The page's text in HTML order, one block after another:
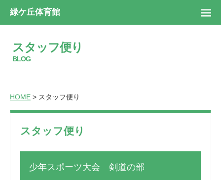
緑ケ丘体育館
スタッフ便り
BLOG
HOME > スタッフ便り
スタッフ便り
少年スポーツ大会 剣道の部